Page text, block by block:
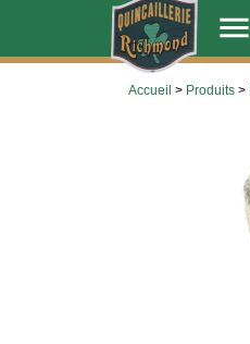
. menu
Accueil > Produits >